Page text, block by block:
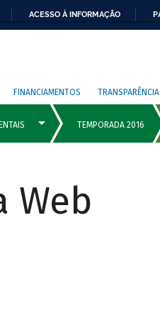
ACESSO À INFORMAÇÃO
FINANCIAMENTOS TRANSPARÊNCIA
Web